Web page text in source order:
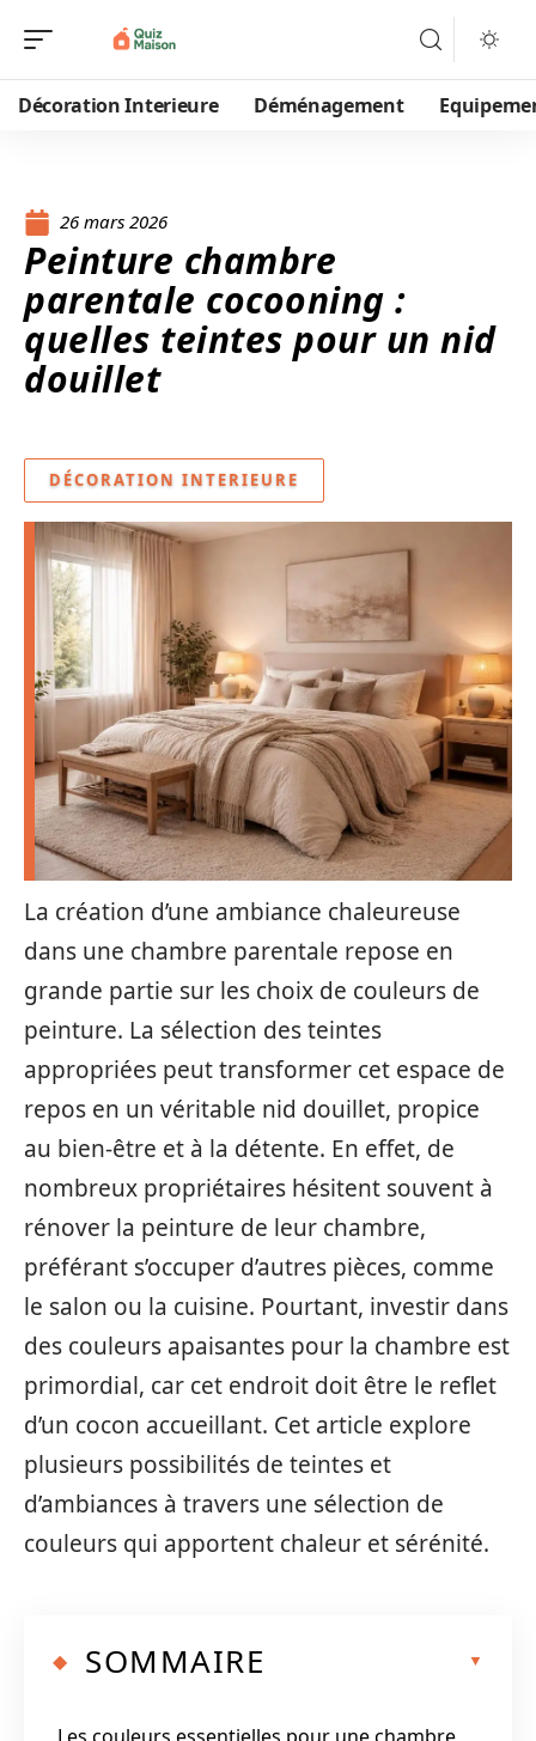
Décoration Interieure Déménagement
26 mars 2026
Peinture chambre
parentale cocooning :
quelles teintes pour un nid
douillet
DÉCORATION INTERIEURE
La création d’une ambiance chaleureuse
dans une chambre parentale repose en
grande partie sur les choix de couleurs de
peinture. La sélection des teintes
appropriées peut transformer cet espace de
repos en un véritable nid douillet, propice
au bien-être et à la détente. En effet, de
nombreux propriétaires hésitent souvent à
rénover la peinture de leur chambre,
préférant s’occuper d’autres pièces, comme
le salon ou la cuisine. Pourtant, investir dans
des couleurs apaisantes pour la chambre est
primordial, car cet endroit doit être le reflet
d’un cocon accueillant. Cet article explore
plusieurs possibilités de teintes et
d’ambiances à travers une sélection de
couleurs qui apportent chaleur et sérénité.
SOMMAIRE
Les couleurs essentielles pour une chambre